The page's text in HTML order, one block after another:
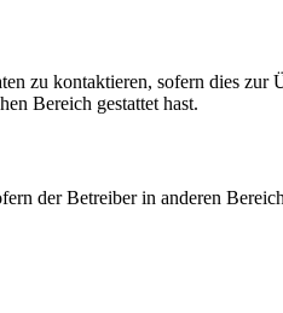
zu kontaktieren, sofern dies
Bereich gestattet hast.
der Betreiber in anderen